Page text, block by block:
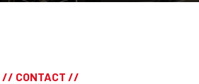
// CONTACT //